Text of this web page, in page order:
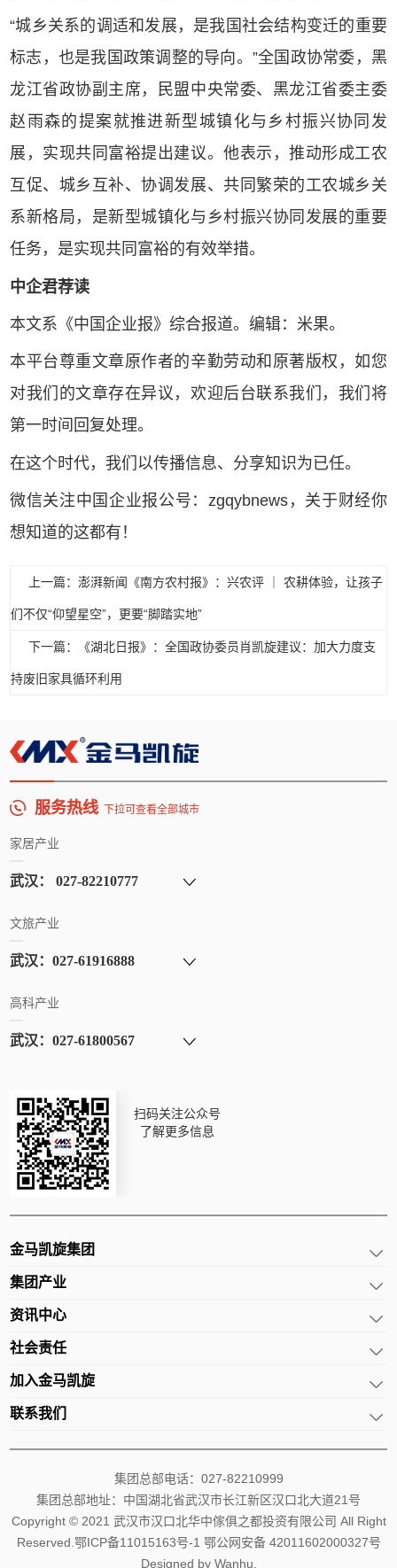
“城乡关系的调适和发展，是我国社会结构变迁的重要
标志，也是我国政策调整的导向。”全国政协常委，黑
龙江省政协副主席，民盟中央常委、黑龙江省委主委
赵雨森的提案就推进新型城镇化与乡村振兴协同发
展，实现共同富裕提出建议。他表示，推动形成工农
互促、城乡互补、协调发展、共同繁荣的工农城乡关
系新格局，是新型城镇化与乡村振兴协同发展的重要
任务，是实现共同富裕的有效举措。
中企君荐读
本文系《中国企业报》综合报道。编辑：米果。
本平台尊重文章原作者的辛勤劳动和原著版权，如您
对我们的文章存在异议，欢迎后台联系我们，我们将
第一时间回复处理。
在这个时代，我们以传播信息、分享知识为已任。
微信关注中国企业报公号：zgqybnews，关于财经你
想知道的这都有！
上一篇：澎湃新闻《南方农村报》：兴农评 ｜ 农耕体验，让孩子
们不仅“仰望星空”，更要“脚踏实地”
下一篇：《湖北日报》：全国政协委员肖凯旋建议：加大力度支
持废旧家具循环利用
服务热线 下拉可查看全部城市
家居产业
文旅产业
高科产业
扫码关注公众号
了解更多信息
金马凯旋集团
集团产业
资讯中心
社会责任
加入金马凯旋
联系我们
集团总部电话：027-82210999
集团总部地址：中国湖北省武汉市长江新区汉口北大道21号
Copyright © 2021 武汉市汉口北华中傢俱之都投资有限公司 All Right
Reserved.鄂ICP备11015163号-1 鄂公网安备 42011602000327号
Designed by Wanhu.